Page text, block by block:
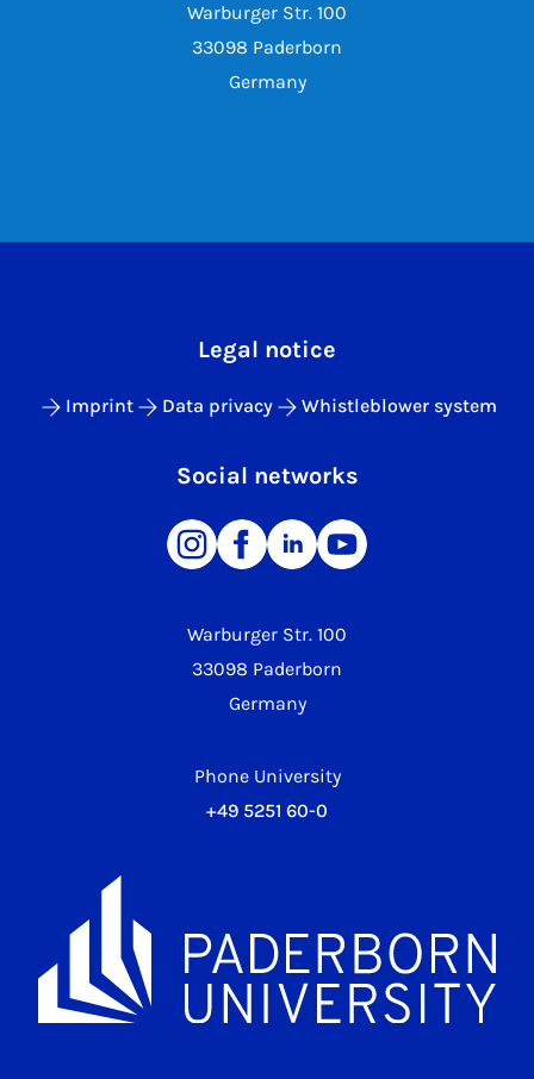
Warburger Str. 100
33098 Paderborn
Germany
Warburger Str. 100
33098 Paderborn
Germany
Phone University
+49 5251 60-0
Legal notice
Imprint Data privacy Whistleblower system
Social networks